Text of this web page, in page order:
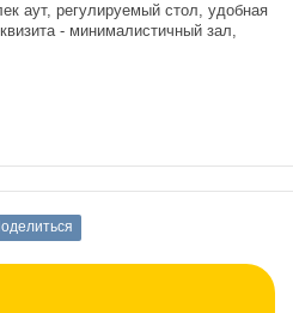
аут, регулируемый стол, удобная
- минималистичный зал,